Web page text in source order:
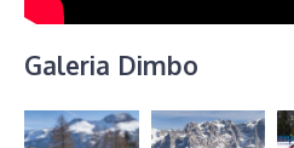
Galeria Dimbo